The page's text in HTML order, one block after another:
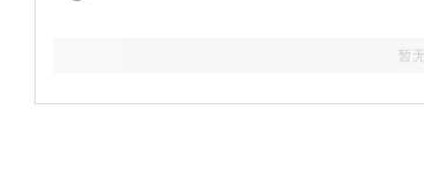
暂